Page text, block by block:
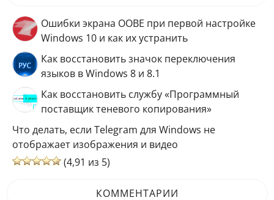
Ошибки экрана OOBE при первой настройке
Windows 10 и как их устранить
Как восстановить значок переключения
языков в Windows 8 и 8.1
Как восстановить службу «Программный
поставщик теневого копирования»
Что делать, если Telegram для Windows не
отображает изображения и видео
(4,91 из 5)
КОММЕНТАРИИ